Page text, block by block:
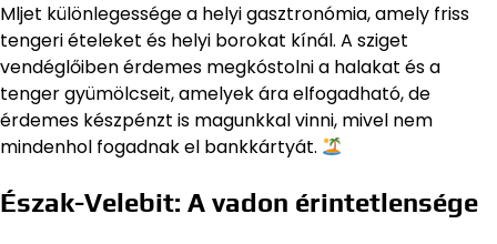
Mljet különlegessége a helyi gasztronómia, amely friss
tengeri ételeket és helyi borokat kínál. A sziget
vendéglőiben érdemes megkóstolni a halakat és a
tenger gyümölcseit, amelyek ára elfogadható, de
érdemes készpénzt is magunkkal vinni, mivel nem
mindenhol fogadnak el bankkártyát.
Észak-Velebit: A vadon érintetlensége